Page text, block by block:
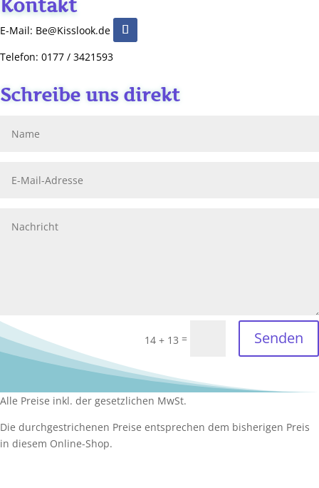
Kontakt
E-Mail: Be@Kisslook.de
Telefon: 0177 / 3421593
Schreibe uns direkt
14 + 13 = Senden
Alle Preise inkl. der gesetzlichen MwSt.
Die durchgestrichenen Preise entsprechen dem bisherigen Preis
in diesem Online-Shop.